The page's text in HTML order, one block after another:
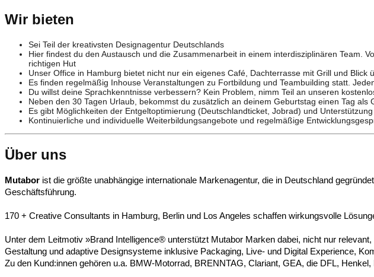
Wir bieten
Sei Teil der kreativsten Designagentur Deutschlands
Hier findest du den Austausch und die Zusammenarbeit in einem interdisziplinären Team.
richtigen Hut
Unser Office in Hamburg bietet nicht nur ein eigenes Café, Dachterrasse mit Grill und
Es finden regelmäßig Inhouse Veranstaltungen zu Fortbildung und Teambuilding statt.
Du willst deine Sprachkenntnisse verbessern? Kein Problem, nimm Teil an unseren
Neben den 30 Tagen Urlaub, bekommst du zusätzlich an deinem Geburtstag einen Tag als
Es gibt Möglichkeiten der Entgeltoptimierung (Deutschlandticket, Jobrad) und
Kontinuierliche und individuelle Weiterbildungsangebote und regelmäßige
Über uns
Mutabor ist die größte unabhängige internationale Markenagentur, die in Deutschland
Geschäftsführung.
170 + Creative Consultants in Hamburg, Berlin und Los Angeles schaffen wirkungsvolle
Unter dem Leitmotiv »Brand Intelligence® unterstützt Mutabor Marken dabei, nicht nur
Gestaltung und adaptive Designsysteme inklusive Packaging, Live- und Digital Experience,
Zu den Kund:innen gehören u.a. BMW-Motorrad, BRENNTAG, Clariant, GEA, die DFL,